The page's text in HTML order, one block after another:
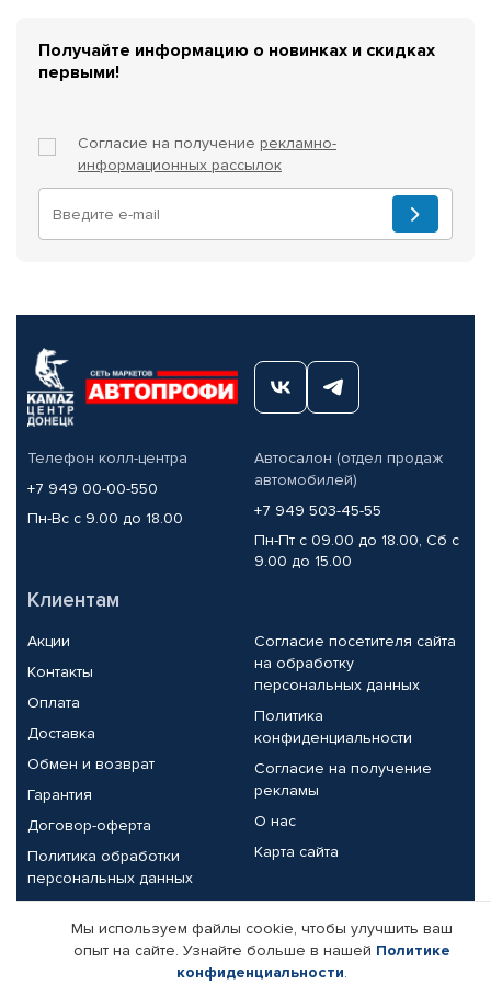
Получайте информацию о новинках и скидках
первыми!
Согласие на получение рекламно-
информационных рассылок
Телефон колл-центра
+7 949 00-00-550
Пн-Вс с 9.00 до 18.00
Автосалон (отдел продаж
автомобилей)
+7 949 503-45-55
Пн-Пт с 09.00 до 18.00, Сб с
9.00 до 15.00
Клиентам
Акции
Контакты
Оплата
Доставка
Обмен и возврат
Гарантия
Договор-оферта
Политика обработки
персональных данных
Согласие посетителя сайта
на обработку
персональных данных
Политика
конфиденциальности
Согласие на получение
рекламы
О нас
Карта сайта
Партнерам
Корпоративным клиентам
Реквизиты компании
Мы используем файлы cookie, чтобы улучшить ваш
опыт на сайте. Узнайте больше в нашей Политике
конфиденциальности.